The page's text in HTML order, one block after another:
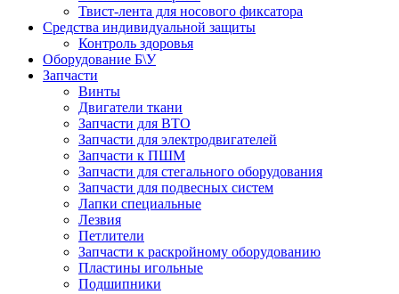
Твист-лента для носового фиксатора
Средства индивидуальной защиты
Контроль здоровья
Оборудование Б\У
Запчасти
Винты
Двигатели ткани
Запчасти для ВТО
Запчасти для электродвигателей
Запчасти к ПШМ
Запчасти для стегального оборудования
Запчасти для подвесных систем
Лапки специальные
Лезвия
Петлители
Запчасти к раскройному оборудованию
Пластины игольные
Подшипники